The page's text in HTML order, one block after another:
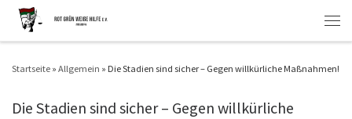
Zum Inhalt springen
Startseite » Allgemein » Die Stadien sind sicher – Gegen willkürliche Maßnahmen!
Die Stadien sind sicher – Gegen willkürliche